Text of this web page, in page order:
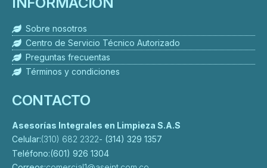
Sobre nosotros
Centro de Servicio Técnico Autorizado
Preguntas frecuentas
Términos y condiciones
CONTACTO
Asesorías Integrales en Limpieza S.A.S
Celular:(310) 682 2322- (314) 329 1357
Teléfono:(601) 926 1304